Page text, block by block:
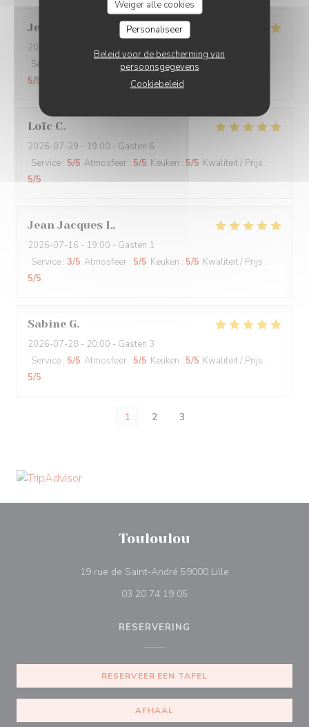
Weiger alle cookies
Personaliseer
Beleid voor de bescherming van
persoonsgegevens
Cookiebeleid
Jean Jacques
2026-07-30
- 19:00 - Gasten 1
Service
Atmosfeer: 5/5 Keuken:5/5
5/5
Loïc C
2026-07-29 - 19:00 - Gasten 6
Service : 5/5 Atmosfeer : 5/5 Keuken : 5/5 Kwaliteit / Prijs :
5/5
Jean Jacques L
2026-07-16 - 19:00 - Gasten 1
Service : 3/5 Atmosfeer : 5/5 Keuken : 5/5 Kwaliteit / Prijs :
5/5
Sabine G
2026-07-28 - 20:00 - Gasten 3
Service : 5/5 Atmosfeer : 5/5 Keuken : 5/5 Kwaliteit / Prijs :
5/5
1 2 3
Touloulou
19 rue de Saint-André 59000 Lille
03 20 74 19 05
RESERVERING
RESERVEER EEN TAFEL
AFHAAL